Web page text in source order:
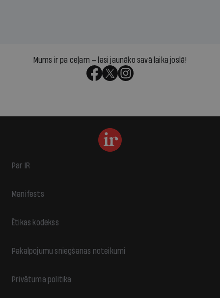
Mums ir pa ceļam — lasi jaunāko savā laika joslā!
Par IR
Manifests
Ētikas kodekss
Pakalpojumu sniegšanas noteikumi
Privātuma politika